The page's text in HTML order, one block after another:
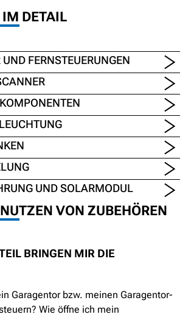
IM DETAIL
FERNSTEUERUNGEN
UND SOLARMODUL
VON ZUBEHÖREN
BRINGEN MIR DIE
Garagentor bzw. meinen Garagentor-
Wie öffne ich mein